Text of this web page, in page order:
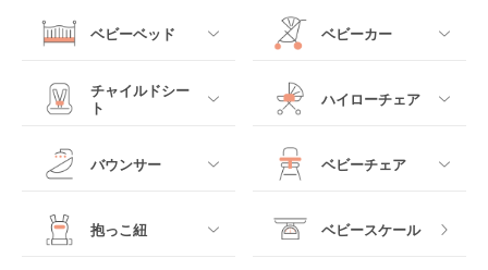
ベビーベッド
すべて
レギュラーサイズベビ
ベッドインベッド
ベビーカー
すべて
チャイルドシー
ト
すべて
ハイローチェア
すべて
バウンサー
すべて
ベビーチェア
すべて
抱っこ紐 ベビースケール